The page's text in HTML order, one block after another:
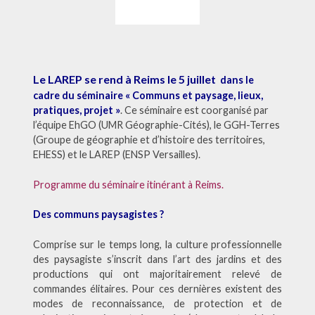
Le LAREP se rend à Reims le 5 juillet dans le
cadre du séminaire « Communs et paysage, lieux,
pratiques, projet ». Ce séminaire est coorganisé par
l’équipe EhGO (UMR Géographie-Cités), le GGH-Terres
(Groupe de géographie et d’histoire des territoires,
EHESS) et le LAREP (ENSP Versailles).
Programme du séminaire itinérant à Reims.
Des communs paysagistes ?
Comprise sur le temps long, la culture professionnelle
des paysagiste s’inscrit dans l’art des jardins et des
productions qui ont majoritairement relevé de
commandes élitaires. Pour ces dernières existent des
modes de reconnaissance, de protection et de